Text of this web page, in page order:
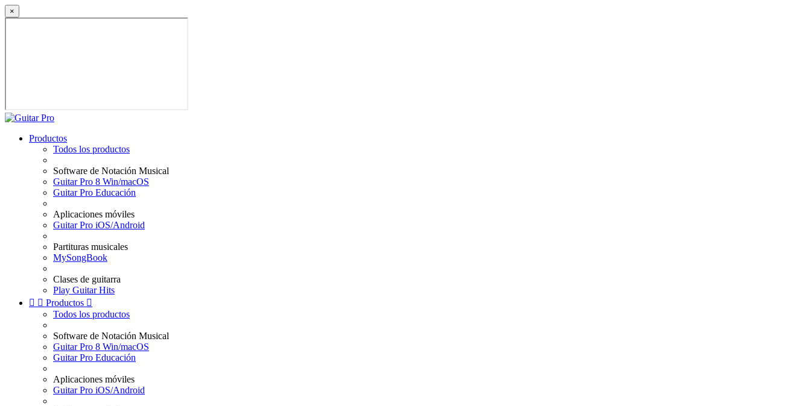
×
Productos
Todos los productos
Software de Notación Musical
Guitar Pro 8 Win/macOS
Guitar Pro Educación
Aplicaciones móviles
Guitar Pro iOS/Android
Partituras musicales
MySongBook
Clases de guitarra
Play Guitar Hits
  Productos 
Todos los productos
Software de Notación Musical
Guitar Pro 8 Win/macOS
Guitar Pro Educación
Aplicaciones móviles
Guitar Pro iOS/Android